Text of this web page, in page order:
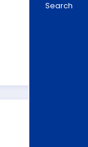
Search